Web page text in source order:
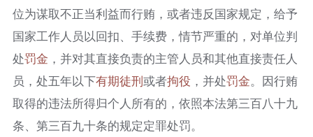
位为谋取不正当利益而行贿，或者违反国家规定，给予
国家工作人员以回扣、手续费，情节严重的，对单位判
处罚金 ，并对其直接负责的主管人员和其他直接责任人
员，处五年以下有期徒刑或者拘役 ，并处罚金。因行贿
取得的违法所得归个人所有的，依照本法第三百八十九
条、第三百九十条的规定定罪处罚。​